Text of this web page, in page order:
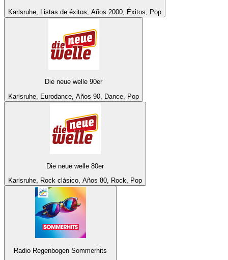
Karlsruhe, Listas de éxitos, Años 2000, Éxitos, Pop
Die neue welle 90er
Karlsruhe, Eurodance, Años 90, Dance, Pop
Die neue welle 80er
Karlsruhe, Rock clásico, Años 80, Rock, Pop
Radio Regenbogen Sommerhits